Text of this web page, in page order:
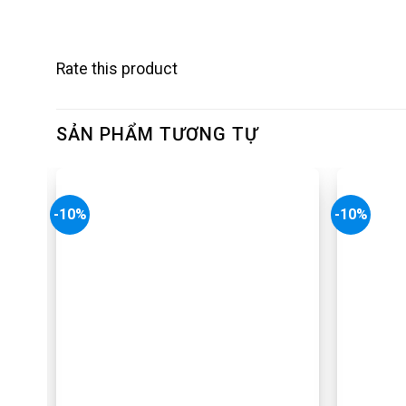
Rate this product
SẢN PHẨM TƯƠNG TỰ
-10% -10%